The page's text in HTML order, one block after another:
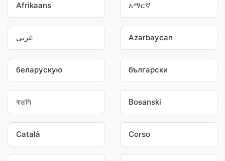
Afrikaans አማርኛ
عربى Azərbaycan
беларускую български
বাঙালি Bosanski
Català Corso